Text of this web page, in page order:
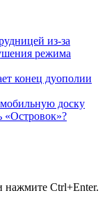
из-за
режима
конец дуополии
доску
«Островок»?
нажмите Ctrl+Enter.